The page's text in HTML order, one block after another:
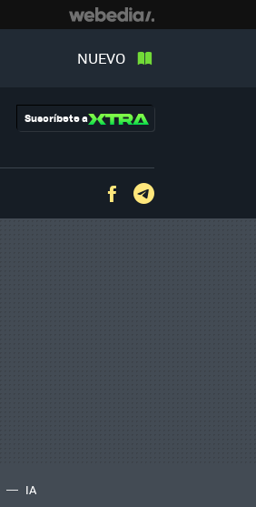
NUEVO
Suscríbete a
Facebook
IA